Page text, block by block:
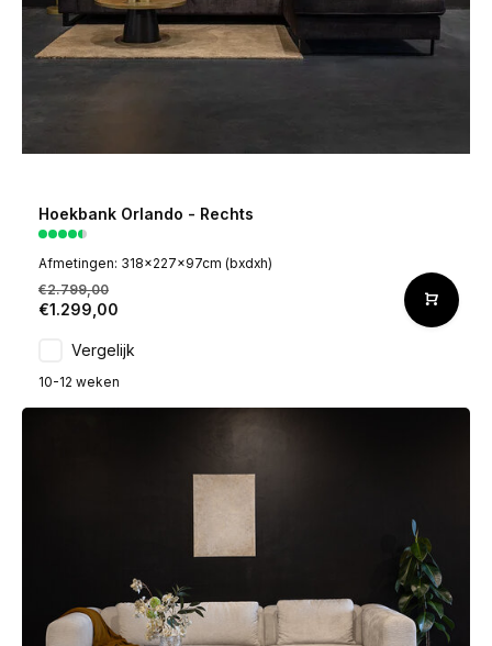
Hoekbank Orlando - Rechts
Afmetingen: 318x227x97cm (bxdxh)
€2.799,00
€1.299,00
Vergelijk
10-12 weken